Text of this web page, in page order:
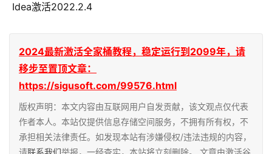
Idea激活2022.2.4
2024最新激活全家桶教程，稳定运行到2099年，请
移步至置顶文章：
https://sigusoft.com/99576.html
版权声明：本文内容由互联网用户自发贡献，该文观点仅代表
作者本人。本站仅提供信息存储空间服务，不拥有所有权，不
承担相关法律责任。如发现本站有涉嫌侵权/违法违规的内容，